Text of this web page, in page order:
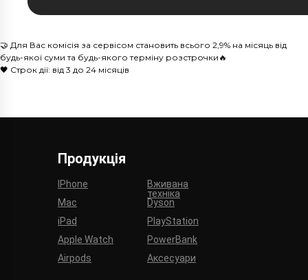
🤝 Для Вас комісія за сервісом становить всього 2,9% на місяць від
будь-якої суми та будь-якого терміну розстрочки🔥
🖤 Строк дії: від 3 до 24 місяців
Продукція
IPhone
Mac
iPad
Apple Watch
Airpods
Вживана
техніка
Dyson
PlayStation
PowerBank
Аксесуари